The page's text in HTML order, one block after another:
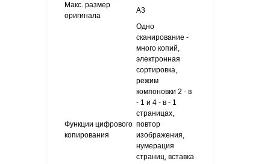
Макс. размер
оригинала
A3
Функции цифрового
копирования
Одно
сканирование -
много копий,
электронная
сортировка,
режим
компоновки 2 - в
- 1 и 4 - в - 1
страницах,
повтор
изображения,
нумерация
страниц, вставка